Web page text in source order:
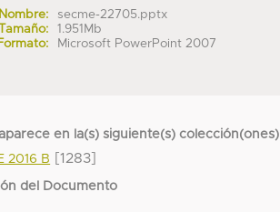
Nombre:
secme-22705.pptx
Tamaño:
1.951Mb
Microsoft PowerPoint 2007
en la(s) siguiente(s) colección(ones)
2016 B
[1283]
del Documento